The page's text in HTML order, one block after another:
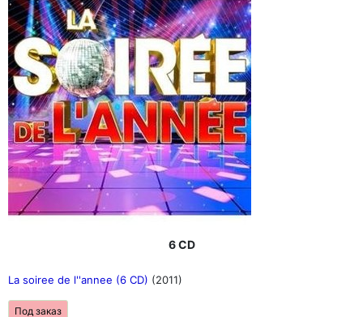
6 CD
La soiree de l''annee (6 CD) (2011)
Под заказ